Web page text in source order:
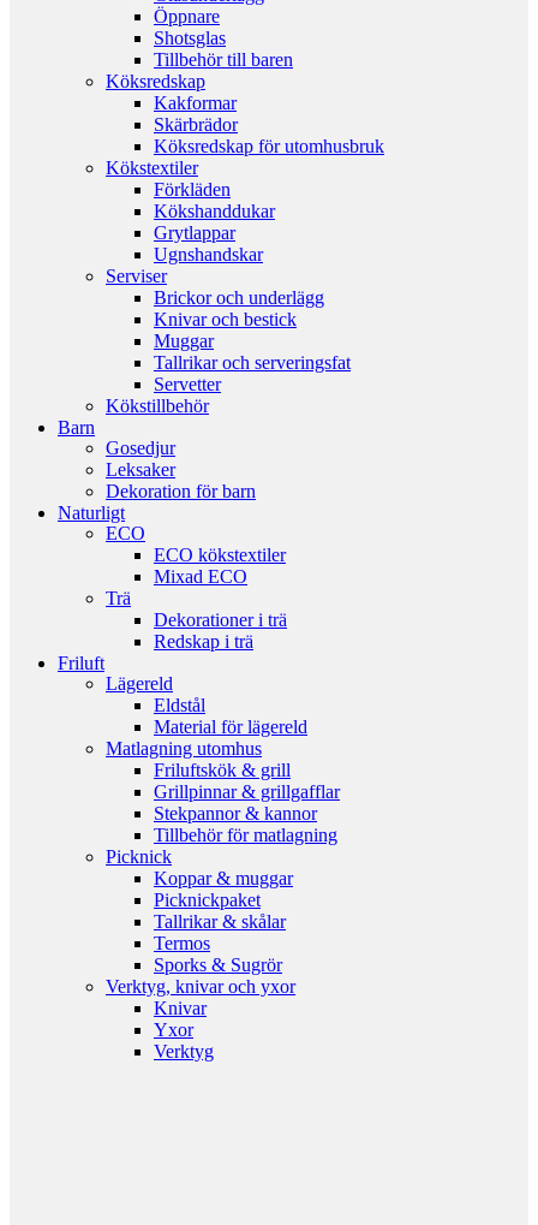
Öppnare
Shotsglas
Tillbehör till baren
Köksredskap
Kakformar
Skärbrädor
Köksredskap för utomhusbruk
Kökstextiler
Förkläden
Kökshanddukar
Grytlappar
Ugnshandskar
Serviser
Brickor och underlägg
Knivar och bestick
Muggar
Tallrikar och serveringsfat
Servetter
Kökstillbehör
Barn
Gosedjur
Leksaker
Dekoration för barn
Naturligt
ECO
ECO kökstextiler
Mixad ECO
Trä
Dekorationer i trä
Redskap i trä
Friluft
Lägereld
Eldstål
Material för lägereld
Matlagning utomhus
Friluftskök & grill
Grillpinnar & grillgafflar
Stekpannor & kannor
Tillbehör för matlagning
Picknick
Koppar & muggar
Picknickpaket
Tallrikar & skålar
Termos
Sporks & Sugrör
Verktyg, knivar och yxor
Knivar
Yxor
Verktyg